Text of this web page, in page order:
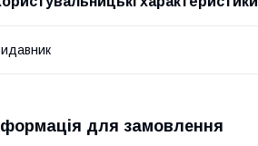
для замовлення